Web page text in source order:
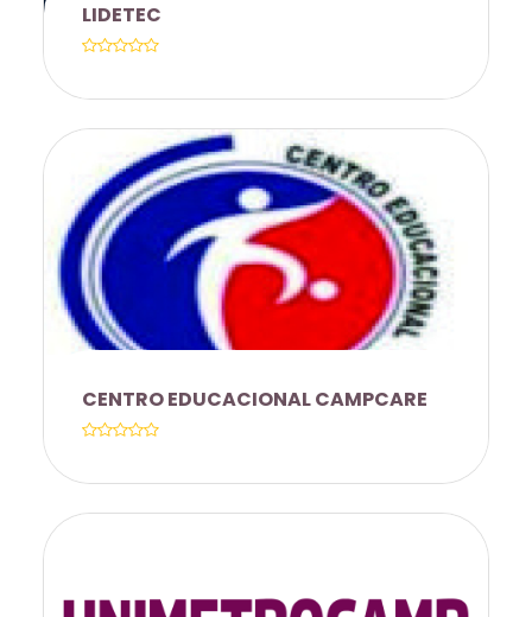
20% NOS CURSOS TÉCNICOS EM
ADMINISTRAÇÃO E FARMÁCIA.
LIDETEC
DESCONTO DE 35% EM TODOS OS
CURSOS OFERTADOS
CENTRO EDUCACIONAL CAMPCARE